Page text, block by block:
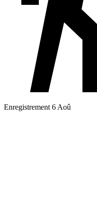
Enregistrement 6 Aoû